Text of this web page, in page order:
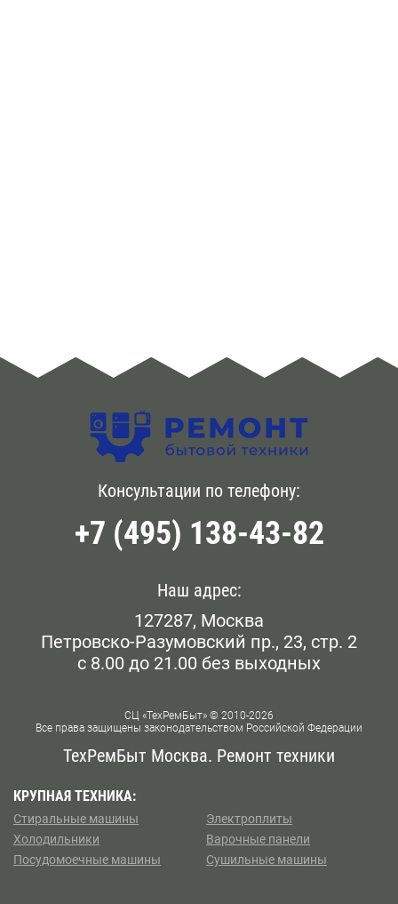
Консультации по телефону:
+7 (495) 138-43-82
Наш адрес:
127287, Москва
Петровско-Разумовский пр., 23, стр. 2
с 8.00 до 21.00 без выходных
СЦ «ТехРемБыт» © 2010-2026
Все права защищены законодательством Российской Федерации
ТехРемБыт Москва. Ремонт техники
КРУПНАЯ ТЕХНИКА:
Стиральные машины
Холодильники
Посудомоечные машины
Электроплиты
Варочные панели
Сушильные машины